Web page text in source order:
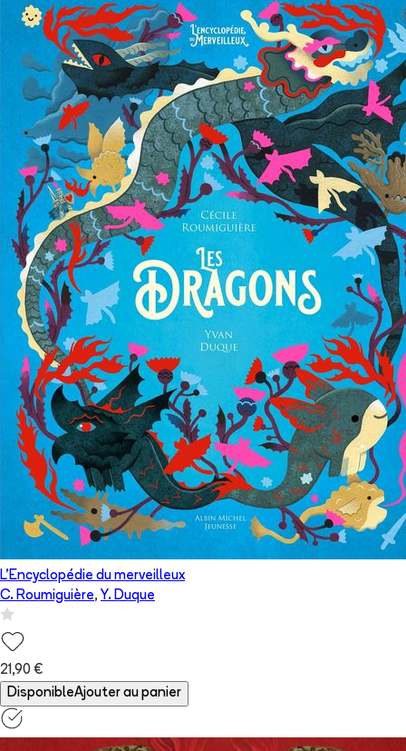
L'Encyclopédie du merveilleux
C. Roumiguière, Y. Duque
21,90 €
DisponibleAjouter au panier